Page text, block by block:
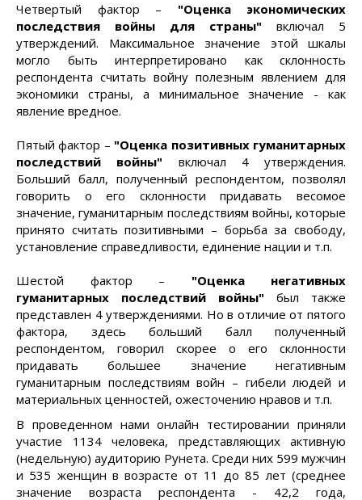
Четвертый фактор – "Оценка экономических
последствия войны для страны" включал 5
утверждений. Максимальное значение этой шкалы
могло быть интерпретировано как склонность
респондента считать войну полезным явлением для
экономики страны, а минимальное значение - как
явление вредное.
Пятый фактор – "Оценка позитивных гуманитарных
последствий войны" включал 4 утверждения.
Больший балл, полученный респондентом, позволял
говорить о его склонности придавать весомое
значение, гуманитарным последствиям войны, которые
принято считать позитивными – борьба за свободу,
установление справедливости, единение нации и т.п.
Шестой фактор – "Оценка негативных
гуманитарных последствий войны" был также
представлен 4 утверждениями. Но в отличие от пятого
фактора, здесь больший балл полученный
респондентом, говорил скорее о его склонности
придавать большее значение негативным
гуманитарным последствиям войн – гибели людей и
материальных ценностей, ожесточению нравов и т.п.
В проведенном нами онлайн тестировании приняли
участие 1134 человека, представляющих активную
(недельную) аудиторию Рунета. Среди них 599 мужчин
и 535 женщин в возрасте от 11 до 85 лет (среднее
значение возраста респондента - 42,2 года,